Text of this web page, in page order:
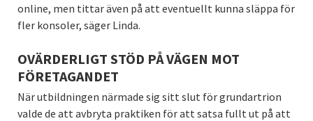
online, men tittar även på att eventuellt kunna släppa för
fler konsoler, säger Linda.
OVÄRDERLIGT STÖD PÅ VÄGEN MOT
FÖRETAGANDET
När utbildningen närmade sig sitt slut för grundartrion
valde de att avbryta praktiken för att satsa fullt ut på att